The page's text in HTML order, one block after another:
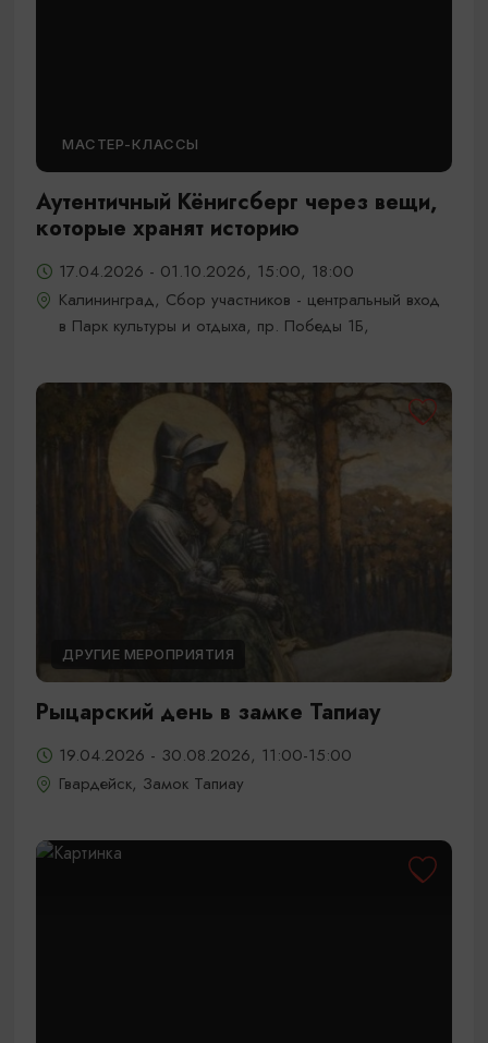
МАСТЕР-КЛАССЫ
Аутентичный Кёнигсберг через вещи,
которые хранят историю
17.04.2026 - 01.10.2026, 15:00, 18:00
Калининград, Сбор участников - центральный вход
в Парк культуры и отдыха, пр. Победы 1Б,
ДРУГИЕ МЕРОПРИЯТИЯ
Рыцарский день в замке Тапиау
19.04.2026 - 30.08.2026, 11:00-15:00
Гвардейск, Замок Тапиау